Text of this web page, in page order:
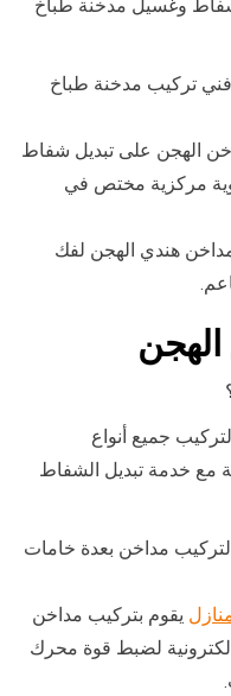
وغسيل مدخنة طباخ
تركيب مدخنة طباخ
الهجن على تبديل شفاط
مركزية مختص في
هندي الهجن لفك
جميع أنواع
مع خدمة تبديل الشفاط
مداخن بعدة خامات
يقوم بتركيب مداخن
لضبط قوة محرك